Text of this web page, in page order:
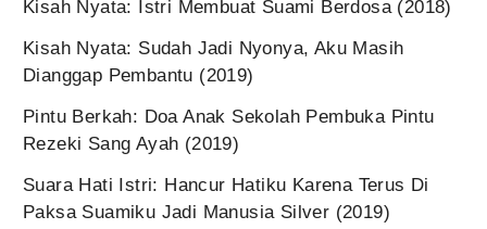
Kisah Nyata: Istri Membuat Suami Berdosa (2018)
Kisah Nyata: Sudah Jadi Nyonya, Aku Masih
Dianggap Pembantu (2019)
Pintu Berkah: Doa Anak Sekolah Pembuka Pintu
Rezeki Sang Ayah (2019)
Suara Hati Istri: Hancur Hatiku Karena Terus Di
Paksa Suamiku Jadi Manusia Silver (2019)